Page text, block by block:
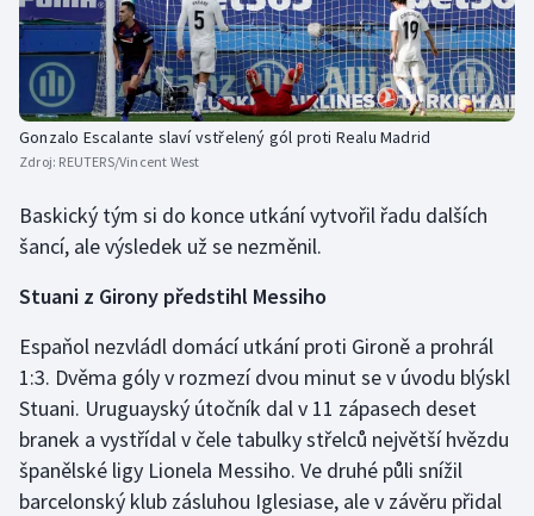
Gonzalo Escalante slaví vstřelený gól proti Realu Madrid
Zdroj: REUTERS/Vincent West
Baskický tým si do konce utkání vytvořil řadu dalších
šancí, ale výsledek už se nezměnil.
Stuani z Girony předstihl Messiho
Espaňol nezvládl domácí utkání proti Gironě a prohrál
1:3. Dvěma góly v rozmezí dvou minut se v úvodu blýskl
Stuani. Uruguayský útočník dal v 11 zápasech deset
branek a vystřídal v čele tabulky střelců největší hvězdu
španělské ligy Lionela Messiho. Ve druhé půli snížil
barcelonský klub zásluhou Iglesiase, ale v závěru přidal